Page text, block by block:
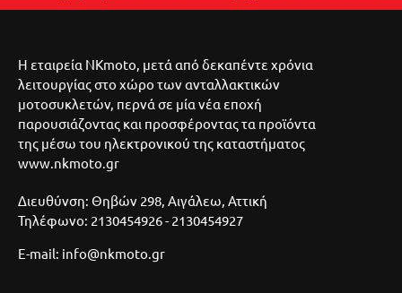
Η εταιρεία NKmoto, μετά από δεκαπέντε χρόνια
λειτουργίας στο χώρο των ανταλλακτικών
μοτοσυκλετών, περνά σε μία νέα εποχή
παρουσιάζοντας και προσφέροντας τα προϊόντα
της μέσω του ηλεκτρονικού της καταστήματος
www.nkmoto.gr
Διευθύνση: Θηβών 298, Αιγάλεω, Αττική
Τηλέφωνο: 2130454926 - 2130454927
E-mail: info@nkmoto.gr